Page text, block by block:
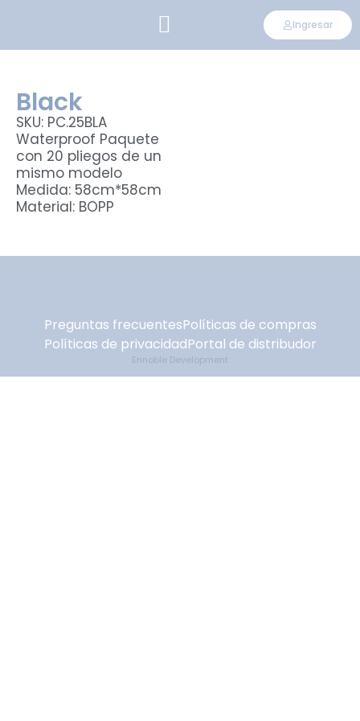
Ingresar
Black
SKU: PC.25BLA
Waterproof Paquete
con 20 pliegos de un
mismo modelo
Medida: 58cm*58cm
Material: BOPP
Preguntas frecuentesPolíticas de compras
Políticas de privacidadPortal de distribudor
Ennoble Development